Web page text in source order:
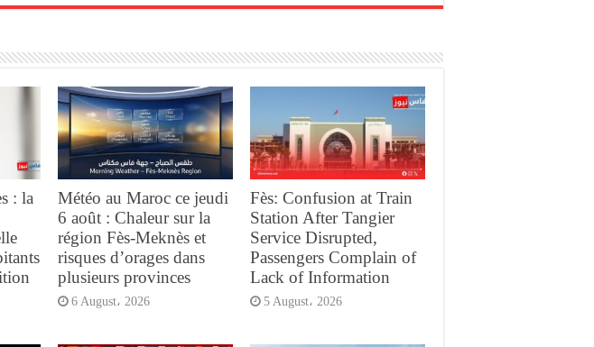
: la
Météo au Maroc ce jeudi
6 août : Chaleur sur la
région Fès-Meknès et
risques d’orages dans
plusieurs provinces
6 August، 2026
Fès: Confusion at Train
Station After Tangier
Service Disrupted,
Passengers Complain of
Lack of Information
5 August، 2026